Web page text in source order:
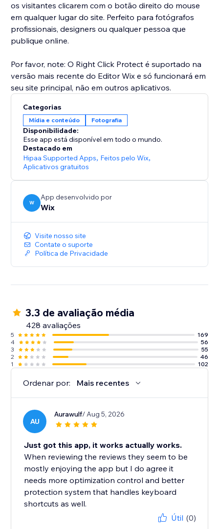
os visitantes clicarem com o botão direito do mouse
em qualquer lugar do site. Perfeito para fotógrafos
profissionais, designers ou qualquer pessoa que
publique online.
Por favor, note: O Right Click Protect é suportado na
versão mais recente do Editor Wix e só funcionará em
Categorias
Mídia e conteúdo Fotografia
Disponibilidade:
Esse app está disponível em todo o mundo.
Destacado em
Hipaa Supported Apps, Feitos pelo Wix,
Aplicativos gratuitos
W
App desenvolvido por
Wix
Visite nosso site
Contate o suporte
Política de Privacidade
3.3 de avaliação média
428 avaliações
5
169
4
56
3
55
2
46
1
102
Ordenar por: Mais recentes
AU
Aurawulf/ Aug 5, 2026
Just got this app, it works actually works.
When reviewing the reviews they seem to be
mostly enjoying the app but I do agree it
needs more optimization control and better
protection system that handles keyboard
shortcuts as well.
Útil (0)